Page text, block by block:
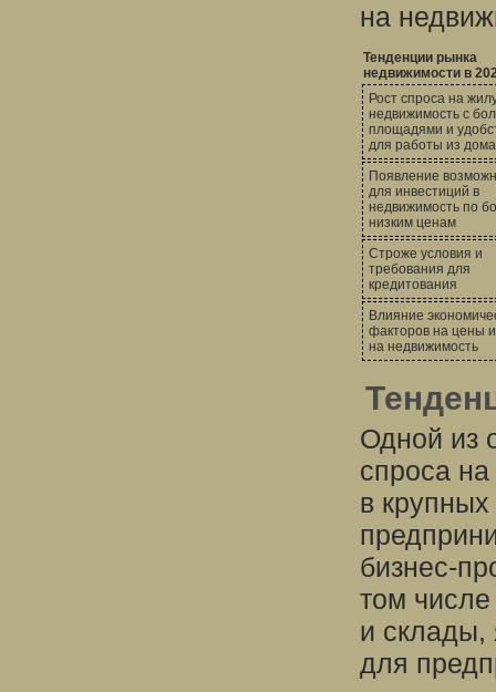
на
Тенденции рынка
недвижимости в
Рост спроса на
недвижимость с
площадями и
для работы из дома
Появление
для инвестиций в
недвижимость по
низким ценам
Строже условия и
требования для
кредитования
Влияние
факторов на цены
на недвижимость
Одной из
спроса
в
бизнес-
том
и склады,
для